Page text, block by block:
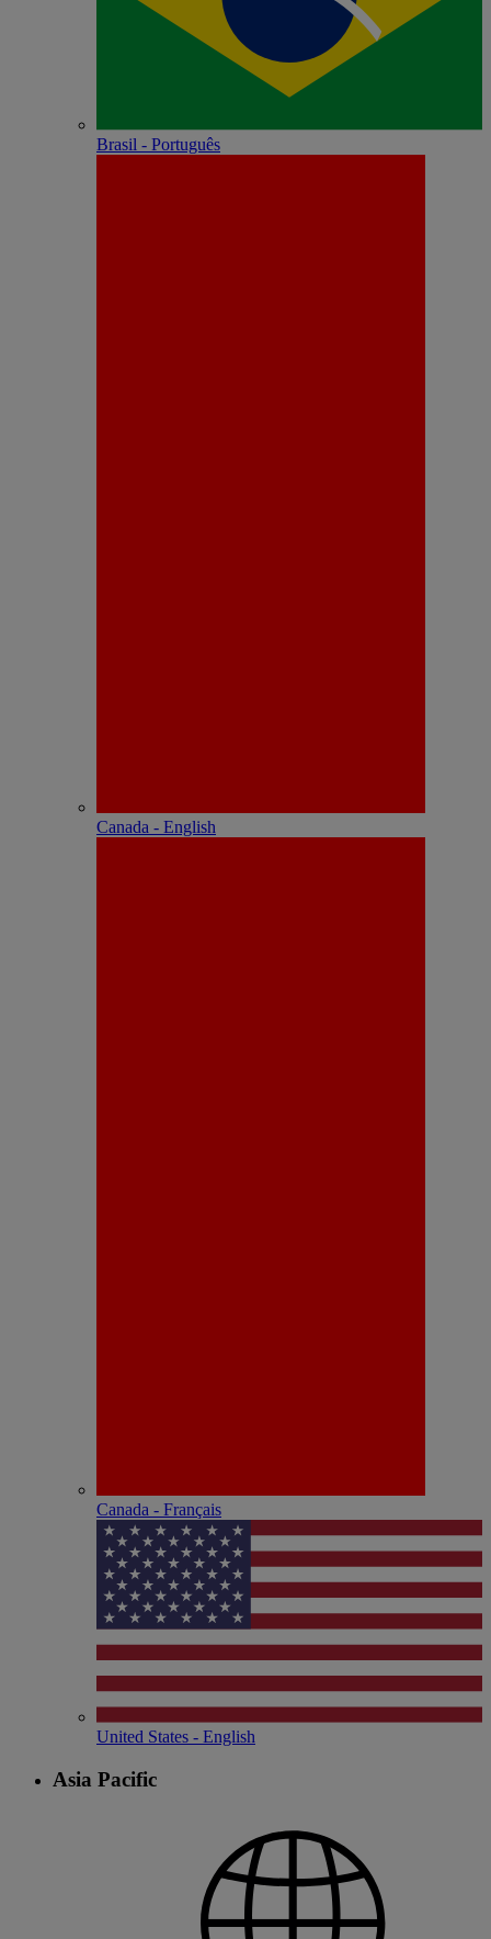
Brasil - Português
Canada - English
Canada - Français
United States - English
Asia Pacific